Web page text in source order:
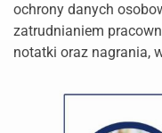
ochrony danych
zatrudnianiem
notatki oraz nagrania,